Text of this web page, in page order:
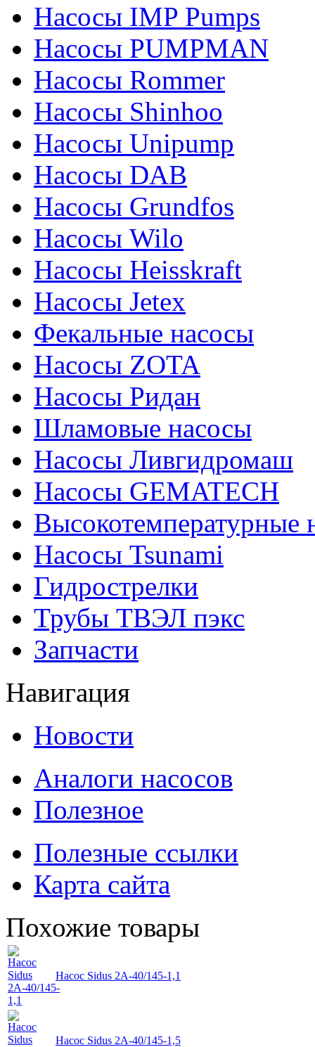
Насосы IMP Pumps
Насосы PUMPMAN
Насосы Rommer
Насосы Shinhoo
Насосы Unipump
Насосы DAB
Насосы Grundfos
Насосы Wilo
Насосы Heisskraft
Насосы Jetex
Фекальные насосы
Насосы ZOTA
Насосы Ридан
Шламовые насосы
Насосы Ливгидромаш
Насосы GEMATECH
Высокотемпературные
Насосы Tsunami
Гидрострелки
Трубы ТВЭЛ пэкс
Запчасти
Навигация
Новости
Аналоги насосов
Полезное
Полезные ссылки
Карта сайта
Похожие товары
Насос Sidus 2А-40/145-1,1
Насос Sidus 2А-40/145-1,5